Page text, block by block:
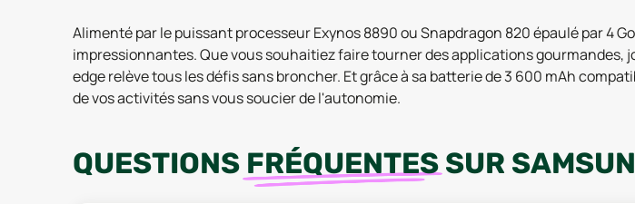
Alimenté par le puissant processeur Exynos 8890 ou Snapdragon 820 épaulé par 4
impressionnantes. Que vous souhaitiez faire tourner des applications gourmandes,
edge relève tous les défis sans broncher. Et grâce à sa batterie de 3 600 mAh
de vos activités sans vous soucier de l'autonomie.
QUESTIONS FRÉQUENTES SUR